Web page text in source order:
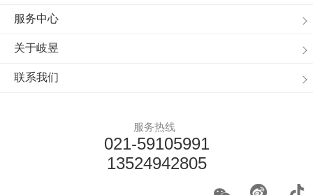
服务中心
关于岐昱
联系我们
服务热线
021-59105991
13524942805